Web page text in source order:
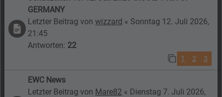
GERMANY
Letzter Beitrag vonwizzard « Sonntag 12. Juli 2026,
21:45
Antworten: 22
1 2 3
EWC News
Letzter Beitrag von Mare82 « Dienstag 7. Juli 2026,